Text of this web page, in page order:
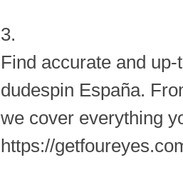
3.
Find accurate and
dudespin España.
we cover everything
https://